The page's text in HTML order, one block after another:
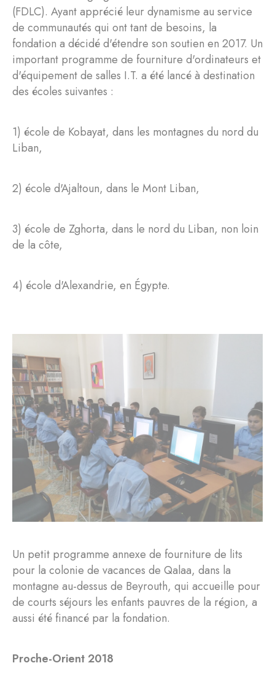
(FDLC). Ayant apprécié leur dynamisme au service
de communautés qui ont tant de besoins, la
fondation a décidé d'étendre son soutien en 2017. Un
important programme de fourniture d'ordinateurs et
d'équipement de salles I.T. a été lancé à destination
des écoles suivantes :
1) école de Kobayat, dans les montagnes du nord du
Liban,
2) école d'Ajaltoun, dans le Mont Liban,
3) école de Zghorta, dans le nord du Liban, non loin
de la côte,
4) école d'Alexandrie, en Égypte.
Un petit programme annexe de fourniture de lits
pour la colonie de vacances de Qalaa, dans la
montagne au-dessus de Beyrouth, qui accueille pour
de courts séjours les enfants pauvres de la région, a
aussi été financé par la fondation.
Proche-Orient 2018